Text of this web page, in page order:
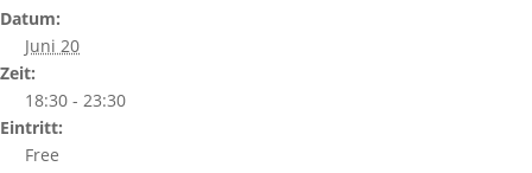
Datum:
Juni 20
Zeit:
18:30 - 23:30
Eintritt:
Free